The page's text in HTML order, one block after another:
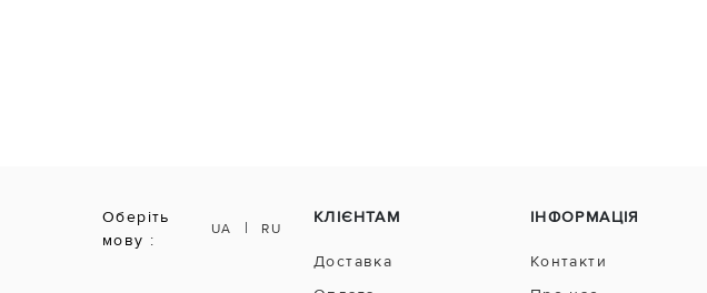
Оберіть
мову :
UA | RU
КЛІЄНТАМ
Доставка
ІНФОРМАЦІЯ
Контакти